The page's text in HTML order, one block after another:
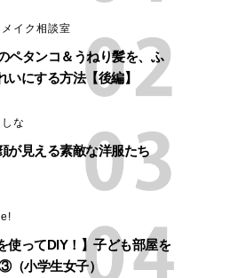
イク相談室
ペタンコ＆うねり髪を、ふ
いにする方法【後編】
な
が見える素敵な洋服たち
使ってDIY！】子ども部屋を
（小学生女子）